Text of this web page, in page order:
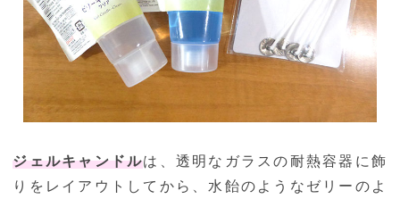
ジェルキャンドルは、透明なガラスの耐熱容器に飾
りをレイアウトしてから、水飴のようなゼリーのよ